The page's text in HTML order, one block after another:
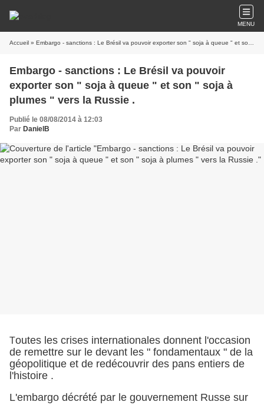
MENU
Accueil » Embargo - sanctions : Le Brésil va pouvoir exporter son " soja à queue " et son " soja à plumes " vers la Russie .
Embargo - sanctions : Le Brésil va pouvoir
exporter son " soja à queue " et son " soja à
plumes " vers la Russie .
Publié le 08/08/2014 à 12:03
Par DanielB
Toutes les crises internationales donnent l'occasion
de remettre sur le devant les " fondamentaux " de la
géopolitique et de redécouvrir des pans entiers de
l'histoire .
L'embargo décrété par le gouvernement Russe sur